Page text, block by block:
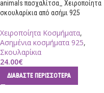
animals πασχαλίτσα_ Χειροποίητα
σκουλαρίκια από ασήμι 925
Χειροποίητα Κοσμήματα,
Ασημένια κοσμήματα 925,
Σκουλαρίκια
24.00€
ΔΙΑΒΆΣΤΕ ΠΕΡΙΣΣΌΤΕΡΑ